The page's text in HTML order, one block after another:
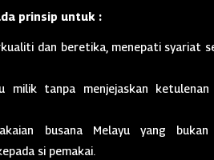
prinsip untuk :
dan beretika, menepati syariat
milik tanpa menjejaskan
busana Melayu yang
si pemakai.